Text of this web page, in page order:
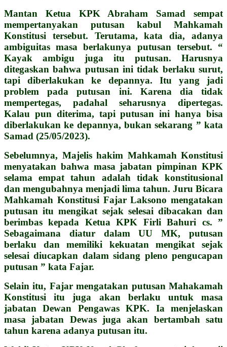
Mantan Ketua KPK Abraham Samad sempat
mempertanyakan putusan kabul Mahkamah
Konstitusi tersebut. Terutama, kata dia, adanya
ambiguitas masa berlakunya putusan tersebut. “
Kayak ambigu juga itu putusan. Harusnya
ditegaskan bahwa putusan ini tidak berlaku surut,
tapi diberlakukan ke depannya. Itu yang jadi
problem pada putusan ini. Karena dia tidak
mempertegas, padahal seharusnya dipertegas.
Kalau pun diterima, tapi putusan ini hanya bisa
diberlakukan ke depannya, bukan sekarang ” kata
Samad (25/05/2023).
Sebelumnya, Majelis hakim Mahkamah Konstitusi
menyatakan bahwa masa jabatan pimpinan KPK
selama empat tahun adalah tidak konstitusional
dan mengubahnya menjadi lima tahun. Juru Bicara
Mahkamah Konstitusi Fajar Laksono mengatakan
putusan itu mengikat sejak selesai dibacakan dan
berimbas kepada Ketua KPK Firli Bahuri cs. ”
Sebagaimana diatur dalam UU MK, putusan
berlaku dan memiliki kekuatan mengikat sejak
selesai diucapkan dalam sidang pleno pengucapan
putusan ” kata Fajar.
Selain itu, Fajar mengatakan putusan Mahakamah
Konstitusi itu juga akan berlaku untuk masa
jabatan Dewan Pengawas KPK. Ia menjelaskan
masa jabatan Dewas juga akan bertambah satu
tahun karena adanya putusan itu.